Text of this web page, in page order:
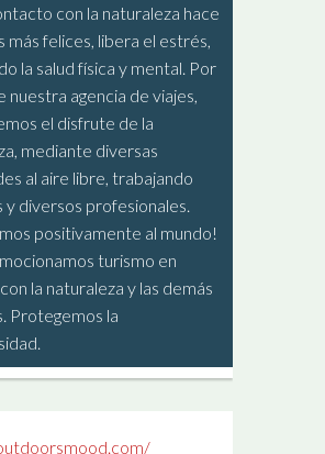
con la naturaleza hace
más felices, libera el estrés,
la salud física y mental. Por
nuestra agencia de viajes,
el disfrute de la
mediante diversas
al aire libre, trabajando
y diversos profesionales.
positivamente al mundo!
turismo en
la naturaleza y las demás
Protegemos la